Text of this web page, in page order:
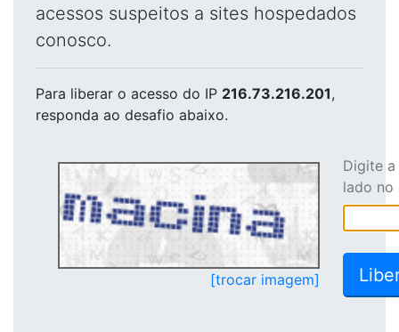
acessos suspeitos a sites hospedados
conosco.
Para liberar o acesso do IP 216.73.216.201,
responda ao desafio abaixo.
[trocar imagem]
Digite
lado no